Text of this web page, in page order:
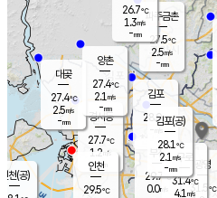
경서동
27.7℃
1.2 m/s
-mm
파주금촌
27.5℃
2.5m/s
-mm
대곶
27.4℃
2.5m/s
-mm
26.7℃
1.3m/s
-mm
김포
28.0℃
-m/s
mm
광명
31.5 ℃
부천
29.7℃
0.0m/s
양촌
27.4℃
2.1 m/s
-mm
구로
31.4℃
4.1 m/s
인천(공)
김포(공)
28.1℃
2.1 m/s
-mm
인천
29.5℃